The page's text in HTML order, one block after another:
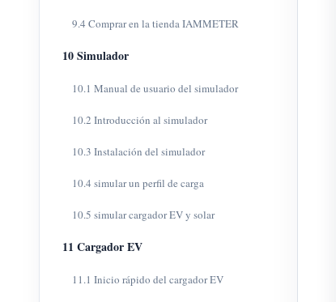
9.4 Comprar en la tienda IAMMETER
10 Simulador
10.1 Manual de usuario del simulador
10.2 Introducción al simulador
10.3 Instalación del simulador
10.4 simular un perfil de carga
10.5 simular cargador EV y solar
11 Cargador EV
11.1 Inicio rápido del cargador EV